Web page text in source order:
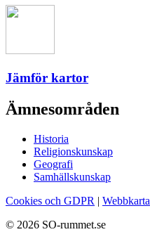
Jämför kartor
Ämnesområden
Historia
Religionskunskap
Geografi
Samhällskunskap
Cookies och GDPR | Webbkarta
© 2026 SO-rummet.se